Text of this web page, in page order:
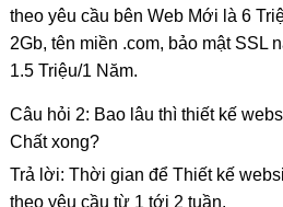
theo yêu cầu bên Web Mới là 6
2Gb, tên miền .com, bảo mật SSL
1.5 Triệu/1 Năm.
Câu hỏi 2: Bao lâu thì thiết kế
Chất xong?
Trả lời: Thời gian để Thiết kế
theo yêu cầu từ 1 tới 2 tuần.